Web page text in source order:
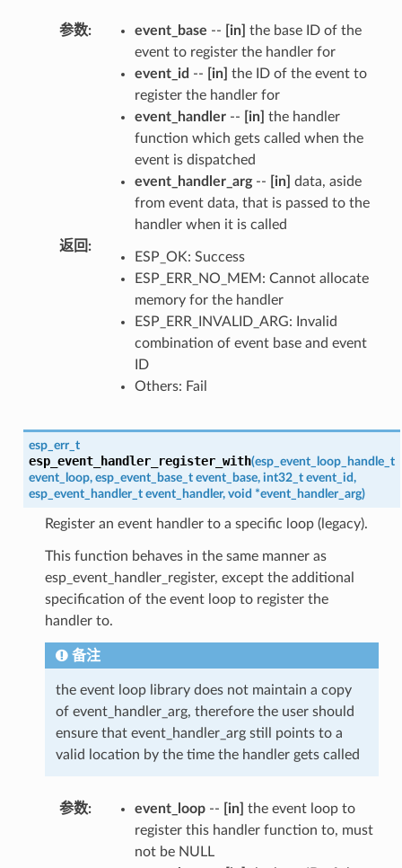
参数: event_base -- [in] the base ID of the
event to register the handler for
event_id -- [in] the ID of the event to
register the handler for
event_handler-- [in] the handler
function which gets called when the
event is dispatched
event_handler_arg-- [in] data, aside
from event data, that is passed to the
handler when it is called
返回 :
ESP_OK: Success
ESP_ERR_NO_MEM: Cannot allocate
memory for the handler
ESP_ERR_INVALID_ARG: Invalid
combination of event base and event
ID
Others: Fail
esp_err_t
esp_event_handler_register_with(esp_event_loop_handle_t
event_loop, esp_event_base_t event_base, int32_t event_id,
esp_event_handler_t event_handler, void *event_handler_arg)
Register an event handler to a specific loop (legacy).
This function behaves in the same manner as
esp_event_handler_register, except the additional
specification of the event loop to register the
handler to.
备注
the event loop library does not maintain a copy
of event_handler_arg, therefore the user should
ensure that event_handler_arg still points to a
valid location by the time the handler gets called
参数: event_loop-- [in] the event loop to
register this handler function to, must
not be NULL